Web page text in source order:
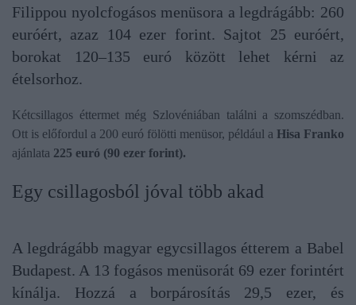
Filippou nyolcfogásos menüsora a legdrágább: 260
euróért, azaz 104 ezer forint. Sajtot 25 euróért,
borokat 120–135 euró között lehet kérni az
ételsorhoz.
Kétcsillagos éttermet még Szlovéniában találni a szomszédban.
Ott is előfordul a 200 euró fölötti menüsor, például a Hisa Franko
ajánlata 225 euró (90 ezer forint).
Egy csillagosból jóval több akad
A legdrágább magyar egycsillagos étterem a Babel
Budapest. A 13 fogásos menüsorát 69 ezer forintért
kínálja. Hozzá a borpárosítás 29,5 ezer, és